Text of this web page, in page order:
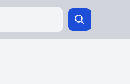
Search